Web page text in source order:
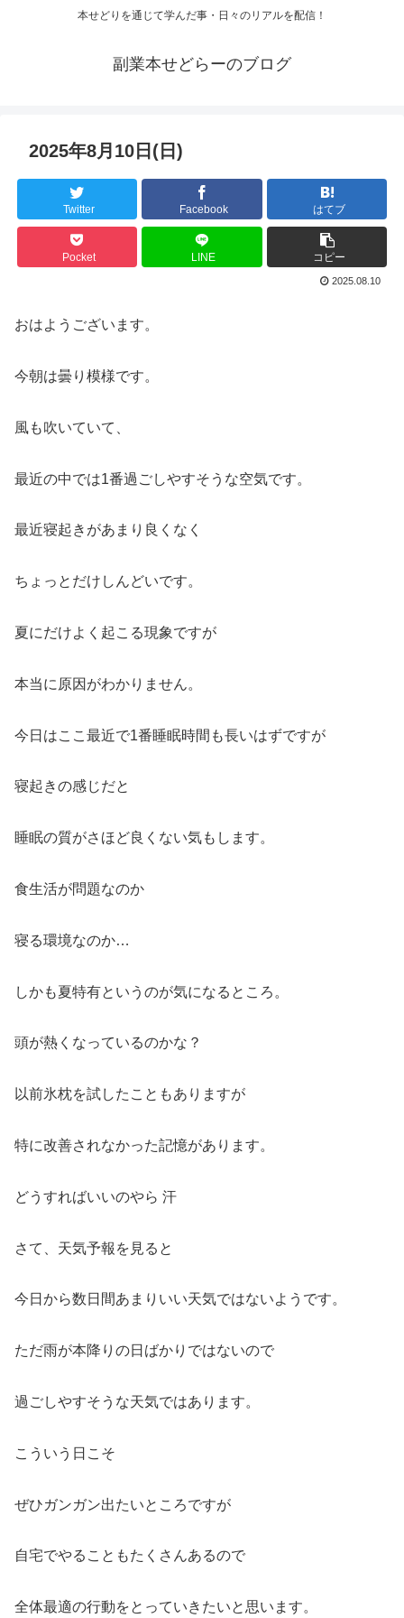
本せどりを通じて学んだ事・日々のリアルを配信！
副業本せどらーのブログ
2025年8月10日(日)
Twitter Facebook はてブ
Pocket LINE コピー
2025.08.10
おはようございます。
今朝は曇り模様です。
風も吹いていて、
最近の中では1番過ごしやすそうな空気です。
最近寝起きがあまり良くなく
ちょっとだけしんどいです。
夏にだけよく起こる現象ですが
本当に原因がわかりません。
今日はここ最近で1番睡眠時間も長いはずですが
寝起きの感じだと
睡眠の質がさほど良くない気もします。
食生活が問題なのか
寝る環境なのか…
しかも夏特有というのが気になるところ。
頭が熱くなっているのかな？
以前氷枕を試したこともありますが
特に改善されなかった記憶があります。
どうすればいいのやら 汗
さて、天気予報を見ると
今日から数日間あまりいい天気ではないようです。
ただ雨が本降りの日ばかりではないので
過ごしやすそうな天気ではあります。
こういう日こそ
ぜひガンガン出たいところですが
自宅でやることもたくさんあるので
全体最適の行動をとっていきたいと思います。